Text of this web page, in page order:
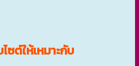
ซต์ให้เหมาะกับ